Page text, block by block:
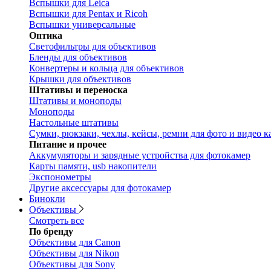
Вспышки для Leica
Вспышки для Pentax и Ricoh
Вспышки универсальные
Оптика
Светофильтры для объективов
Бленды для объективов
Конвертеры и кольца для объективов
Крышки для объективов
Штативы и переноска
Штативы и моноподы
Моноподы
Настольные штативы
Сумки, рюкзаки, чехлы, кейсы, ремни для фото и видео
Питание и прочее
Аккумуляторы и зарядные устройства для фотокамер
Карты памяти, usb накопители
Экспонометры
Другие аксессуары для фотокамер
Бинокли
Объективы
Смотреть все
По бренду
Объективы для Canon
Объективы для Nikon
Объективы для Sony